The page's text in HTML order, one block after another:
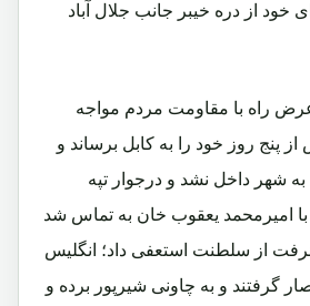
هزار قوای خود از دره خیبر جانب جلال آباد
راه با مقاومت مردم مواجه
پنج روز خود را به کابل برساند و
شهر داخل نشد و درجوار تپه
امیرمحمد یعقوب خان به تماس شد
نرفت از سلطنت استعفی داد؛ انگلیس
گرفتند و به چاونی شیرپور برده و